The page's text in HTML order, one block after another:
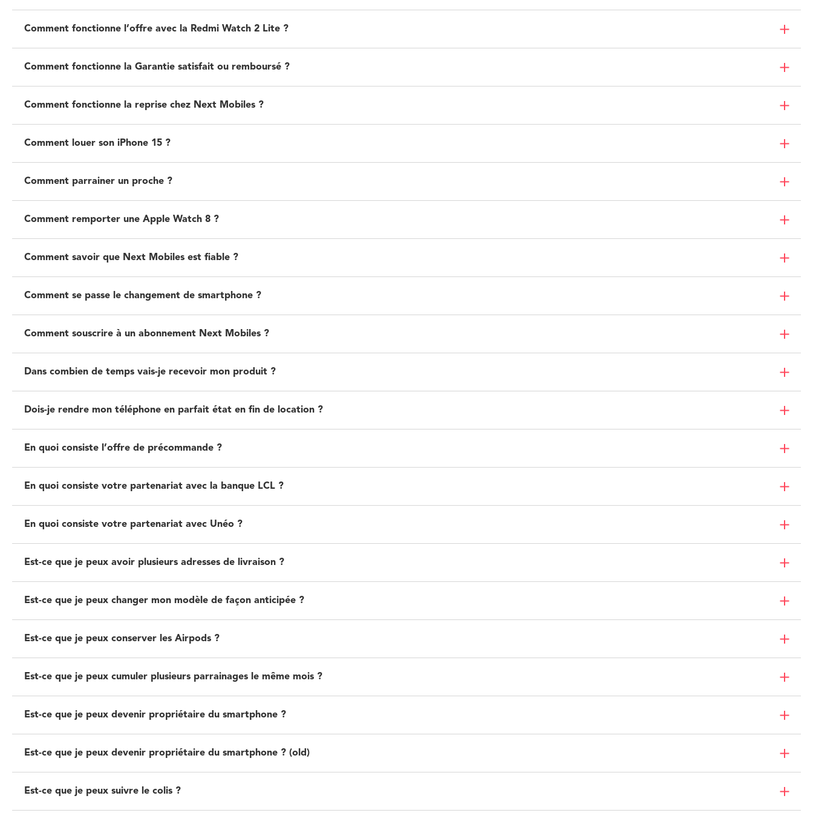
Comment fonctionne l’offre avec la Redmi Watch 2 Lite ?
Comment fonctionne la Garantie satisfait ou remboursé ?
Comment fonctionne la reprise chez Next Mobiles ?
Comment louer son iPhone 15 ?
Comment parrainer un proche ?
Comment remporter une Apple Watch 8 ?
Comment savoir que Next Mobiles est fiable ?
Comment se passe le changement de smartphone ?
Comment souscrire à un abonnement Next Mobiles ?
Dans combien de temps vais-je recevoir mon produit ?
Dois-je rendre mon téléphone en parfait état en fin de location ?
En quoi consiste l’offre de précommande ?
En quoi consiste votre partenariat avec la banque LCL ?
En quoi consiste votre partenariat avec Unéo ?
Est-ce que je peux avoir plusieurs adresses de livraison ?
Est-ce que je peux changer mon modèle de façon anticipée ?
Est-ce que je peux conserver les Airpods ?
Est-ce que je peux cumuler plusieurs parrainages le même mois ?
Est-ce que je peux devenir propriétaire du smartphone ?
Est-ce que je peux devenir propriétaire du smartphone ? (old)
Est-ce que je peux suivre le colis ?